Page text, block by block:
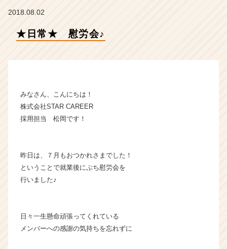
成
長
業
ス
カ
く
就
チ
ア
2018.08.02
★日常★ 慰労会♪
みなさん、こんにちは！
株式会社STAR CAREER
採用担当 松岡です！
昨日は、７月もおつかれさまでした！
ということで就業後にぷち慰労会を
行いました♪
日々一生懸命頑張ってくれている
メンバーへの感謝の気持ちを忘れずに